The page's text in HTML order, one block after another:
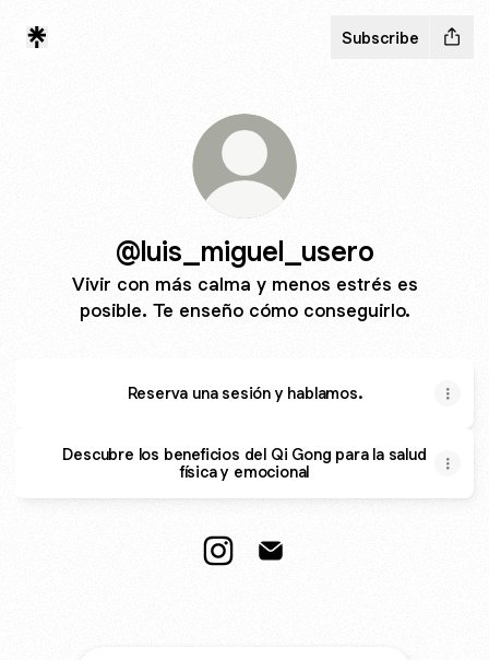
Subscribe
@luis_miguel_usero
Vivir con más calma y menos estrés es
posible. Te enseño cómo conseguirlo.
Reserva una sesión y hablamos.
Descubre los beneficios del Qi Gong para la salud
física y emocional